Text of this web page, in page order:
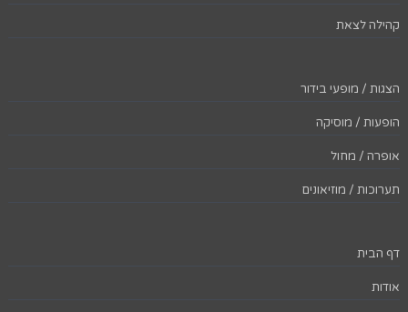
קהילה לצאת
הצגות / מופעי בידור
הופעות / מוסיקה
אופרה / מחול
תערוכות / מוזיאונים
דף הבית
אודות